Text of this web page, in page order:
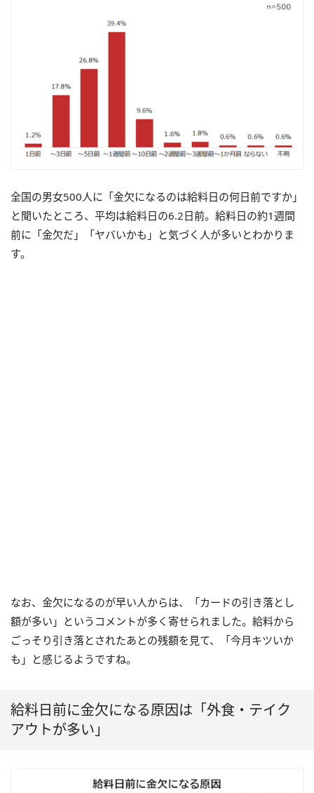
全国の男女500人に「金欠になるのは給料日の何日前ですか」
と聞いたところ、平均は給料日の6.2日前。給料日の約1週間
前に「金欠だ」「ヤバいかも」と気づく人が多いとわかりま
す。
なお、金欠になるのが早い人からは、「カードの引き落とし
額が多い」というコメントが多く寄せられました。給料から
ごっそり引き落とされたあとの残額を見て、「今月キツいか
も」と感じるようですね。
給料日前に金欠になる原因は「外食・テイク
アウトが多い」